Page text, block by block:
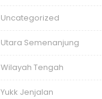
Uncategorized
Utara Semenanjung
Wilayah Tengah
Yukk Jenjalan